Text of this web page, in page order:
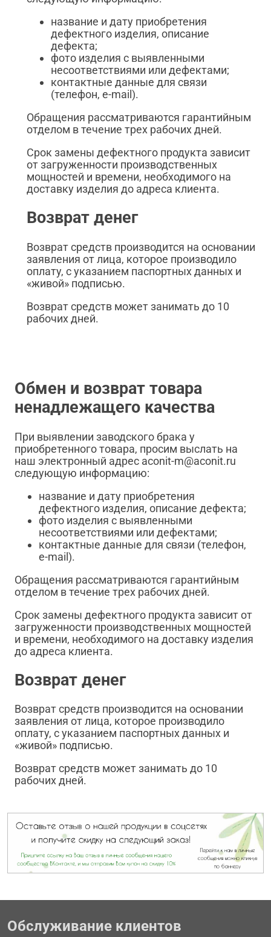
название и дату приобретения
дефектного изделия, описание
дефекта;
фото изделия с выявленными
несоответствиями или дефектами;
контактные данные для связи
(телефон, e-mail).
Обращения рассматриваются гарантийным
отделом в течение трех рабочих дней.
Срок замены дефектного продукта зависит
от загруженности производственных
мощностей и времени, необходимого на
доставку изделия до адреса клиента.
Возврат денег
Возврат средств производится на основании
заявления от лица, которое производило
оплату, с указанием паспортных данных и
«живой» подписью.
Возврат средств может занимать до 10
рабочих дней.
Обмен и возврат товара
ненадлежащего качества
При выявлении заводского брака у
приобретенного товара, просим выслать на
наш электронный адрес aconit-m@aconit.ru
следующую информацию:
название и дату приобретения
дефектного изделия, описание дефекта;
фото изделия с выявленными
несоответствиями или дефектами;
контактные данные для связи (телефон,
e-mail).
Обращения рассматриваются гарантийным
отделом в течение трех рабочих дней.
Срок замены дефектного продукта зависит от
загруженности производственных мощностей
и времени, необходимого на доставку изделия
до адреса клиента.
Возврат денег
Возврат средств производится на основании
заявления от лица, которое производило
оплату, с указанием паспортных данных и
«живой» подписью.
Возврат средств может занимать до 10
рабочих дней.
Обслуживание клиентов